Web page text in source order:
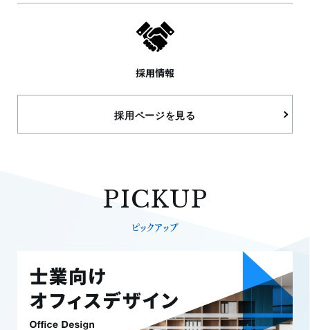
採用情報
採用ページを見る
PICKUP
ピックアップ